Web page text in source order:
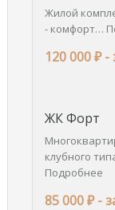
Жилой
- комфорт…
120 000 ₽ -
ЖК Форт
клубного
Подробнее
85 000 ₽ -